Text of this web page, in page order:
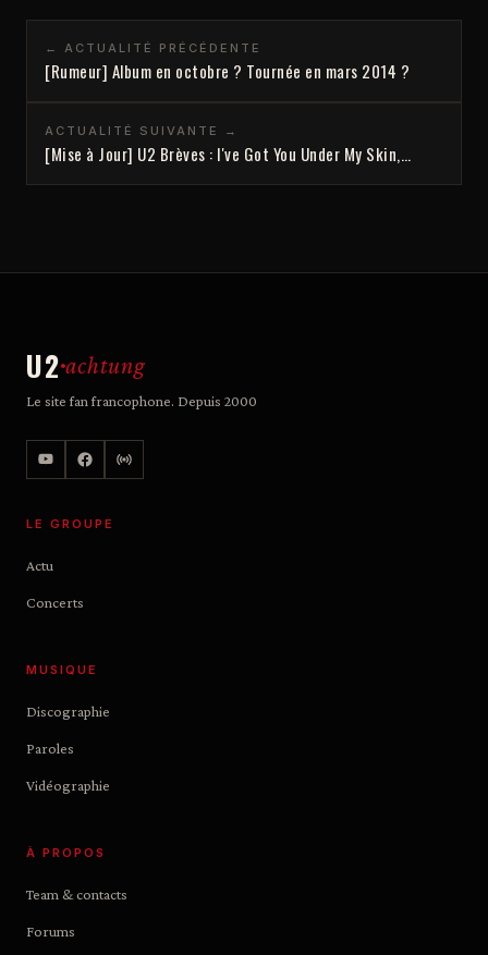
← ACTUALITÉ PRÉCÉDENTE
[Rumeur] Album en octobre ? Tournée en mars 2014 ?
ACTUALITÉ SUIVANTE →
[Mise à Jour] U2 Brèves : I've Got You Under My Skin,…
U2 achtung
Le site fan francophone. Depuis 2000
LE GROUPE
Actu
Concerts
MUSIQUE
Discographie
Paroles
Vidéographie
À PROPOS
Team & contacts
Forums